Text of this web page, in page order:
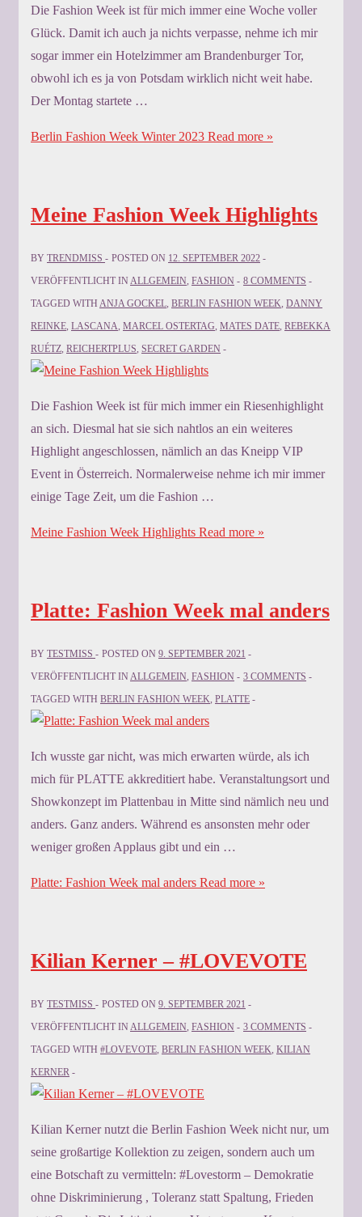
Die Fashion Week ist für mich immer eine Woche voller
Glück. Damit ich auch ja nichts verpasse, nehme ich mir
sogar immer ein Hotelzimmer am Brandenburger Tor,
obwohl ich es ja von Potsdam wirklich nicht weit habe.
Der Montag startete …
Berlin Fashion Week Winter 2023 Read more »
Meine Fashion Week Highlights
BY TRENDMISS POSTED ON 12. SEPTEMBER 2022
VERÖFFENTLICHT IN ALLGEMEIN FASHION
8 COMMENTS
TAGGED WITH ANJA GOCKEL BERLIN FASHION WEEK DANNY
REINKE LASCANA MARCEL OSTERTAG MATES DATE REBEKKA
RUÉTZ REICHERTPLUS SECRET GARDEN
Die Fashion Week ist für mich immer ein Riesenhighlight
an sich. Diesmal hat sie sich nahtlos an ein weiteres
Highlight angeschlossen, nämlich an das Kneipp VIP
Event in Österreich. Normalerweise nehme ich mir immer
einige Tage Zeit, um die Fashion …
Meine Fashion Week Highlights Read more »
Platte: Fashion Week mal anders
BY TESTMISS POSTED ON 9. SEPTEMBER 2021
VERÖFFENTLICHT INALLGEMEIN, FASHION
3 COMMENTS
TAGGED WITH BERLIN FASHION WEEK, PLATTE
Ich wusste gar nicht, was mich erwarten würde, als ich
mich für PLATTE akkreditiert habe. Veranstaltungsort und
Showkonzept im Plattenbau in Mitte sind nämlich neu und
anders. Ganz anders. Während es ansonsten mehr oder
weniger großen Applaus gibt und ein …
Platte: Fashion Week mal anders Read more »
Kilian Kerner – #LOVEVOTE
BY TESTMISS POSTED ON 9. SEPTEMBER 2021
VERÖFFENTLICHT INALLGEMEIN, FASHION
3 COMMENTS
TAGGED WITH #LOVEVOTE, BERLIN FASHION WEEK, KILIAN
KERNER
Kilian Kerner nutzt die Berlin Fashion Week nicht nur, um
seine großartige Kollektion zu zeigen, sondern auch um
eine Botschaft zu vermitteln: #Lovestorm – Demokratie
ohne Diskriminierung , Toleranz statt Spaltung, Frieden